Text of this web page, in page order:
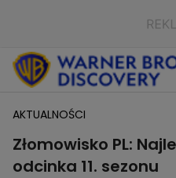
AKTUALNOŚCI
Złomowisko PL:
odcinka 11. sezonu